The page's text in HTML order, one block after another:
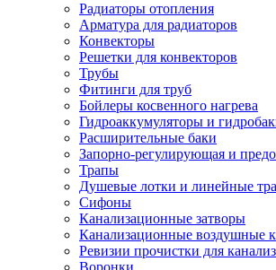
Радиаторы отопления
Арматура для радиаторов
Конвекторы
Решетки для конвекторов
Трубы
Фитинги для труб
Бойлеры косвенного нагрева
Гидроаккумуляторы и
Расширительные баки
Запорно-регулирующая и
Трапы
Душевые лотки и линейные
Сифоны
Канализационные затворы
Канализационные воздушные
Ревизии прочистки для
Воронки